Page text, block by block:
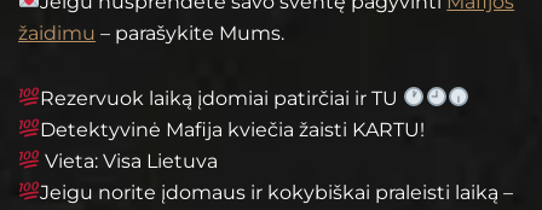
žaidimu – parašykite Mums.
Rezervuok laiką įdomiai patirčiai ir TU
Detektyvinė Mafija kviečia žaisti KARTU!
Vieta: Visa Lietuva
Jeigu norite įdomaus ir kokybiškai praleisti laiką –